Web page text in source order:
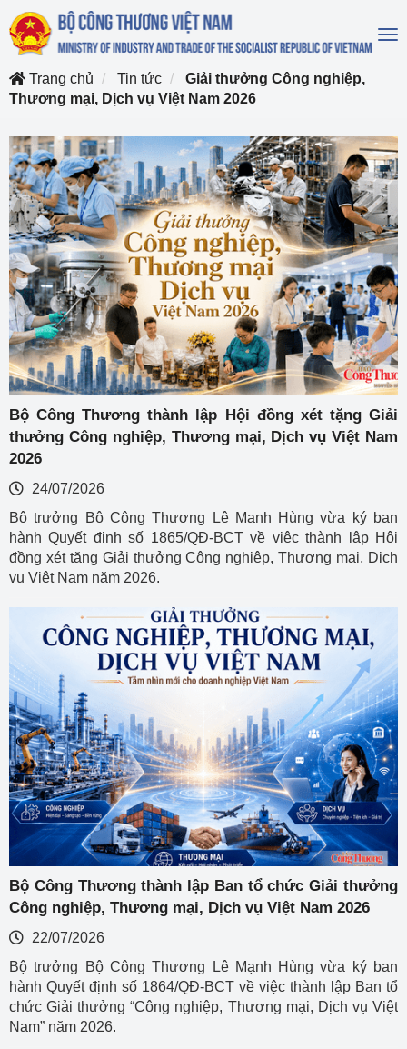
Trang chủ
Tin tức
Giải thưởng Công nghiệp,
Thương mại, Dịch vụ Việt Nam 2026
Bộ Công Thương thành lập Hội đồng xét tặng Giải
thưởng Công nghiệp, Thương mại, Dịch vụ Việt Nam
2026
24/07/2026
Bộ trưởng Bộ Công Thương Lê Mạnh Hùng vừa ký ban
hành Quyết định số 1865/QĐ-BCT về việc thành lập Hội
đồng xét tặng Giải thưởng Công nghiệp, Thương mại, Dịch
vụ Việt Nam năm 2026.
Bộ Công Thương thành lập Ban tổ chức Giải thưởng
Công nghiệp, Thương mại, Dịch vụ Việt Nam 2026
22/07/2026
Bộ trưởng Bộ Công Thương Lê Mạnh Hùng vừa ký ban
hành Quyết định số 1864/QĐ-BCT về việc thành lập Ban tổ
chức Giải thưởng “Công nghiệp, Thương mại, Dịch vụ Việt
Nam” năm 2026.